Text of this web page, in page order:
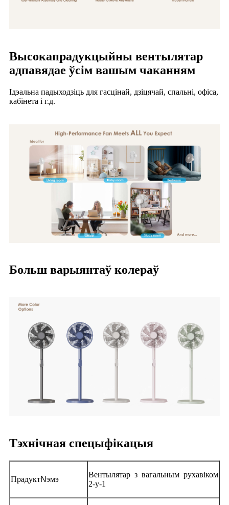
Высокапрадукцыйны вентылятар
адпавядае ўсім вашым чаканням
Ідэальна падыходзіць для гасцінай, дзіцячай, спальні, офіса,
кабінета і г.д.
Больш варыянтаў колераў
Тэхнічная спецыфікацыя
ПрадуктNэмэ
Вентылятар з вагальным рухавіком
2-у-1